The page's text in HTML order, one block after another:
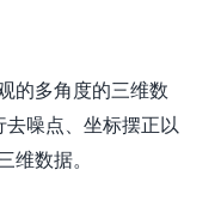
的多角度的三维数
去噪点、坐标摆正以
维数据。